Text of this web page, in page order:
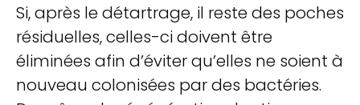
Si, après le détartrage, il reste des poches
résiduelles, celles-ci doivent être
éliminées afin d’éviter qu’elles ne soient à
nouveau colonisées par des bactéries.